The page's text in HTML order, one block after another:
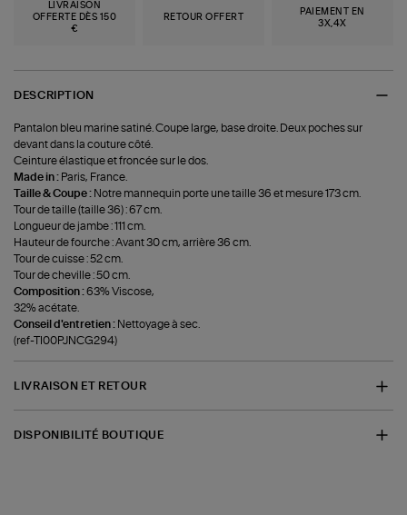
LIVRAISON
OFFERTE DÈS 150
€
RETOUR OFFERT
PAIEMENT EN
3X,4X
DESCRIPTION
Pantalon bleu marine satiné. Coupe large, base droite. Deux poches sur
devant dans la couture côté.
Ceinture élastique et froncée sur le dos.
Made in : Paris, France.
Taille & Coupe : Notre mannequin porte une taille 36 et mesure 173 cm.
Tour de taille (taille 36) : 67 cm.
Longueur de jambe : 111 cm.
Hauteur de fourche : Avant 30 cm, arrière 36 cm.
Tour de cuisse : 52 cm.
Tour de cheville : 50 cm.
Composition :63% Viscose,
32% acétate.
Conseil d'entretien : Nettoyage à sec.
(ref-TI00PJNCG294)
LIVRAISON ET RETOUR
DISPONIBILITÉ BOUTIQUE